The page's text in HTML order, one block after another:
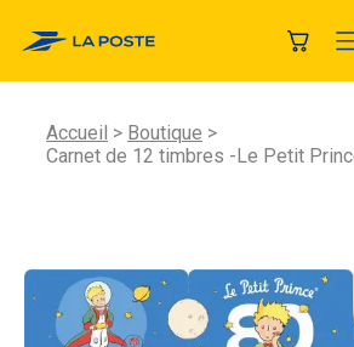
Accueil
Boutique
Carnet de 12 timbres -Le Petit